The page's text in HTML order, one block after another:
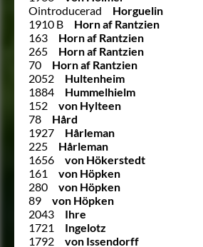
Ointroducerad
Horguelin
1910 B
Horn af Rantzien
163
Horn af Rantzien
265
Horn af Rantzien
70
Horn af Rantzien
2052
Hultenheim
1884
Hummelhielm
152
von Hylteen
78
Hård
1927
Hårleman
225
Hårleman
1656
von Hökerstedt
161
von Höpken
280
von Höpken
89
von Höpken
2043
Ihre
1721
Ingelotz
1792
von Issendorff